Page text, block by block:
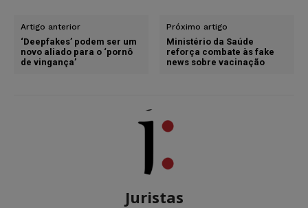
Artigo anterior
‘Deepfakes’ podem ser um
novo aliado para o ‘pornô
de vingança’
Próximo artigo
Ministério da Saúde
reforça combate às fake
news sobre vacinação
Juristas